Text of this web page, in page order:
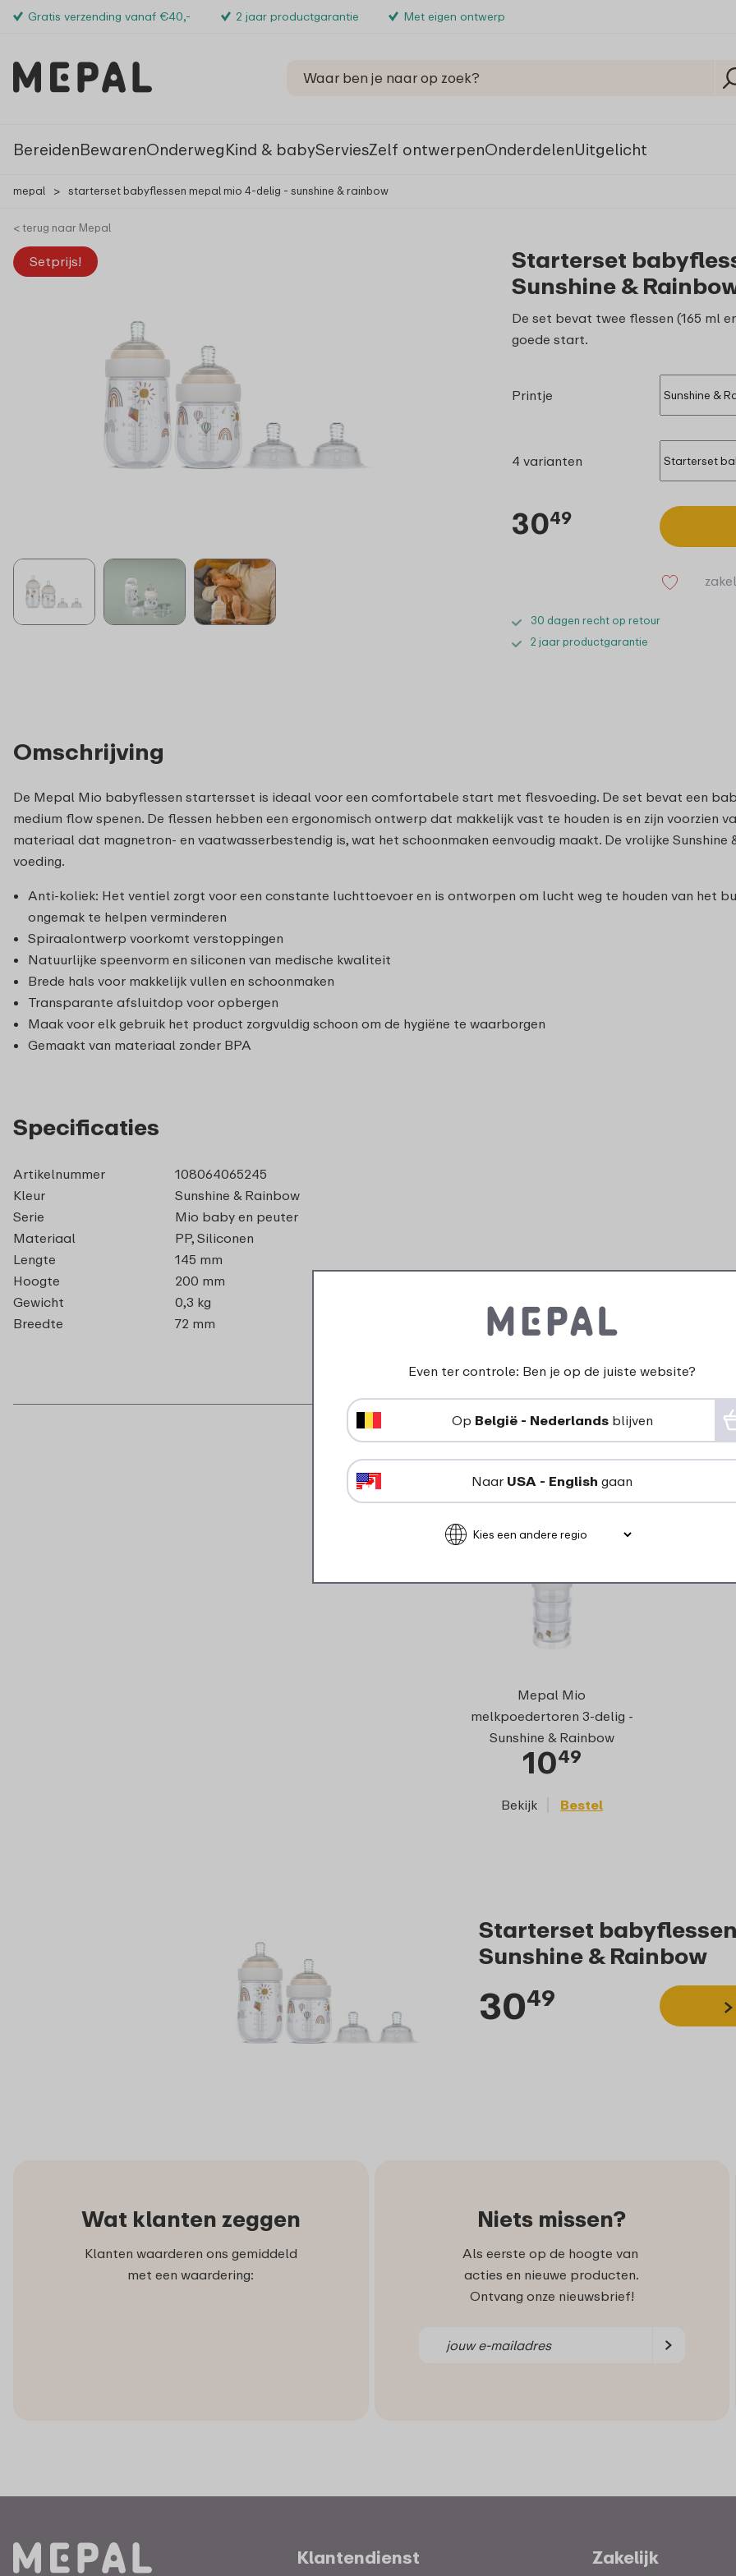
Gratis verzending vanaf €40,- 2 jaar productgarantie Met eigen ontwerp
BereidenBewarenOnderwegKind & babyServiesZelf ontwerpenOnderdelenUitgelicht
mepal > starterset babyflessen mepal mio 4-delig - sunshine & rainbow
< terug naar Mepal
Setprijs!
Starterset
Sunshine &
De set bevat twee flessen (165 ml
goede start.
Printje
4 varianten
3049
30 dagen recht op retour
2 jaar productgarantie
Omschrijving
De Mepal Mio babyflessen startersset is ideaal voor een comfortabele start met flesvoeding. De set bevat een
medium flow spenen. De flessen hebben een ergonomisch ontwerp dat makkelijk vast te houden is en zijn voorzien
materiaal dat magnetron- en vaatwasserbestendig is, wat het schoonmaken eenvoudig maakt. De vrolijke
voeding.
Anti-koliek: Het ventiel zorgt voor een constante luchttoevoer en is ontworpen om lucht weg te houden van het
ongemak te helpen verminderen
Spiraalontwerp voorkomt verstoppingen
Natuurlijke speenvorm en siliconen van medische kwaliteit
Brede hals voor makkelijk vullen en schoonmaken
Transparante afsluitdop voor opbergen
Maak voor elk gebruik het product zorgvuldig schoon om de hygiëne te waarborgen
Gemaakt van materiaal zonder BPA
Specificaties
Artikelnummer
108064065245
Kleur
Sunshine & Rainbow
Serie
Mio baby en peuter
Materiaal
PP, Siliconen
Lengte
145 mm
Hoogte
200 mm
Gewicht
0,3 kg
Breedte
72 mm
Bijpassende
Mepal Mio
melkpoedertoren 3-delig -
Sunshine & Rainbow
1049
Bekijk Bestel
Starterset
Sunshine & Rainbow
3049
Wat klanten zeggen
Klanten waarderen ons gemiddeld
met een waardering:
Niets missen?
Als eerste op de hoogte van
acties en nieuwe producten.
Ontvang onze nieuwsbrief!
Klantendienst Zakelijk
Even ter controle: Ben je op de juiste website?
Op België - Nederlandsblijven
Naar USA - English gaan